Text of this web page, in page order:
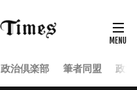
政治倶楽部 筆者同盟 政